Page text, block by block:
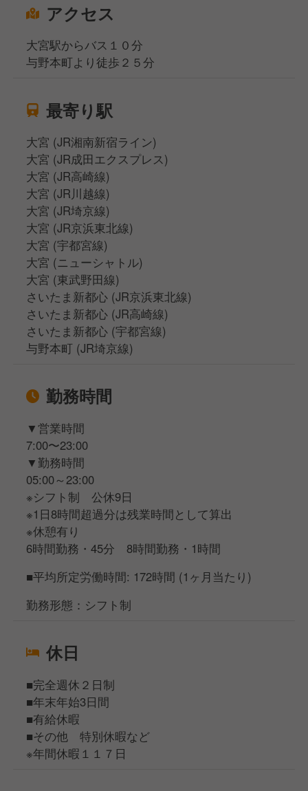
アクセス
大宮駅からバス１０分
与野本町より徒歩２５分
最寄り駅
大宮 (JR湘南新宿ライン)
大宮 (JR成田エクスプレス)
大宮 (JR高崎線)
大宮 (JR川越線)
大宮 (JR埼京線)
大宮 (JR京浜東北線)
大宮 (宇都宮線)
大宮 (ニューシャトル)
大宮 (東武野田線)
さいたま新都心 (JR京浜東北線)
さいたま新都心 (JR高崎線)
さいたま新都心 (宇都宮線)
与野本町 (JR埼京線)
勤務時間
▼営業時間
7:00〜23:00
▼勤務時間
05:00～23:00
※シフト制 公休9日
※1日8時間超過分は残業時間として算出
※休憩有り
6時間勤務・45分 8時間勤務・1時間
■平均所定労働時間: 172時間 (1ヶ月当たり)
勤務形態：シフト制
休日
■完全週休２日制
■年末年始3日間
■有給休暇
■その他 特別休暇など
※年間休暇１１７日